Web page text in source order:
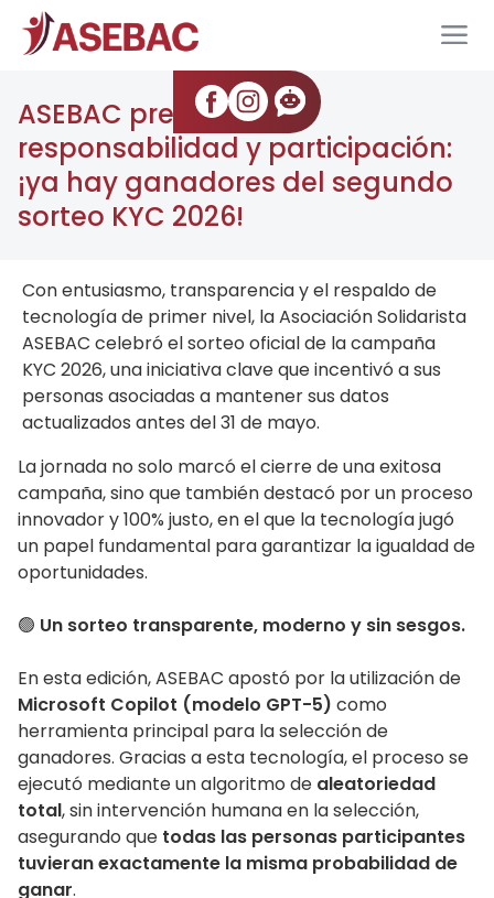
ASEBAC premia la
responsabilidad y participación:
¡ya hay ganadores del segundo
sorteo KYC 2026!
Con entusiasmo, transparencia y el respaldo de
tecnología de primer nivel, la Asociación Solidarista
ASEBAC celebró el sorteo oficial de la campaña
KYC 2026, una iniciativa clave que incentivó a sus
personas asociadas a mantener sus datos
actualizados antes del 31 de mayo.
La jornada no solo marcó el cierre de una exitosa
campaña, sino que también destacó por un proceso
innovador y 100% justo, en el que la tecnología jugó
un papel fundamental para garantizar la igualdad de
oportunidades.
🟢 Un sorteo transparente, moderno y sin sesgos.
En esta edición, ASEBAC apostó por la utilización de
Microsoft Copilot (modelo GPT-5) como
herramienta principal para la selección de
ganadores. Gracias a esta tecnología, el proceso se
ejecutó mediante un algoritmo de aleatoriedad
total, sin intervención humana en la selección,
asegurando que todas las personas participantes
tuvieran exactamente la misma probabilidad de
ganar.